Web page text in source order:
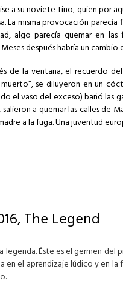
a su noviete Tino, quien por
La misma provocación
algo parecía quemar en las
después habría un cambio
de la ventana, el recuerdo
se diluyeron en un
el vaso del exceso) bañó
a quemar las calles
a la fuga. Una juventud
The Legend
legenda. Éste es el germen
en el aprendizaje lúdico y en